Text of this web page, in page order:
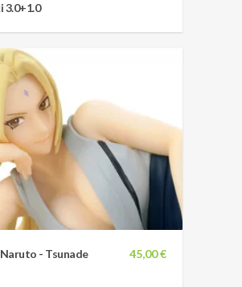
3.0+1.0
45,00 €
- Tsunade